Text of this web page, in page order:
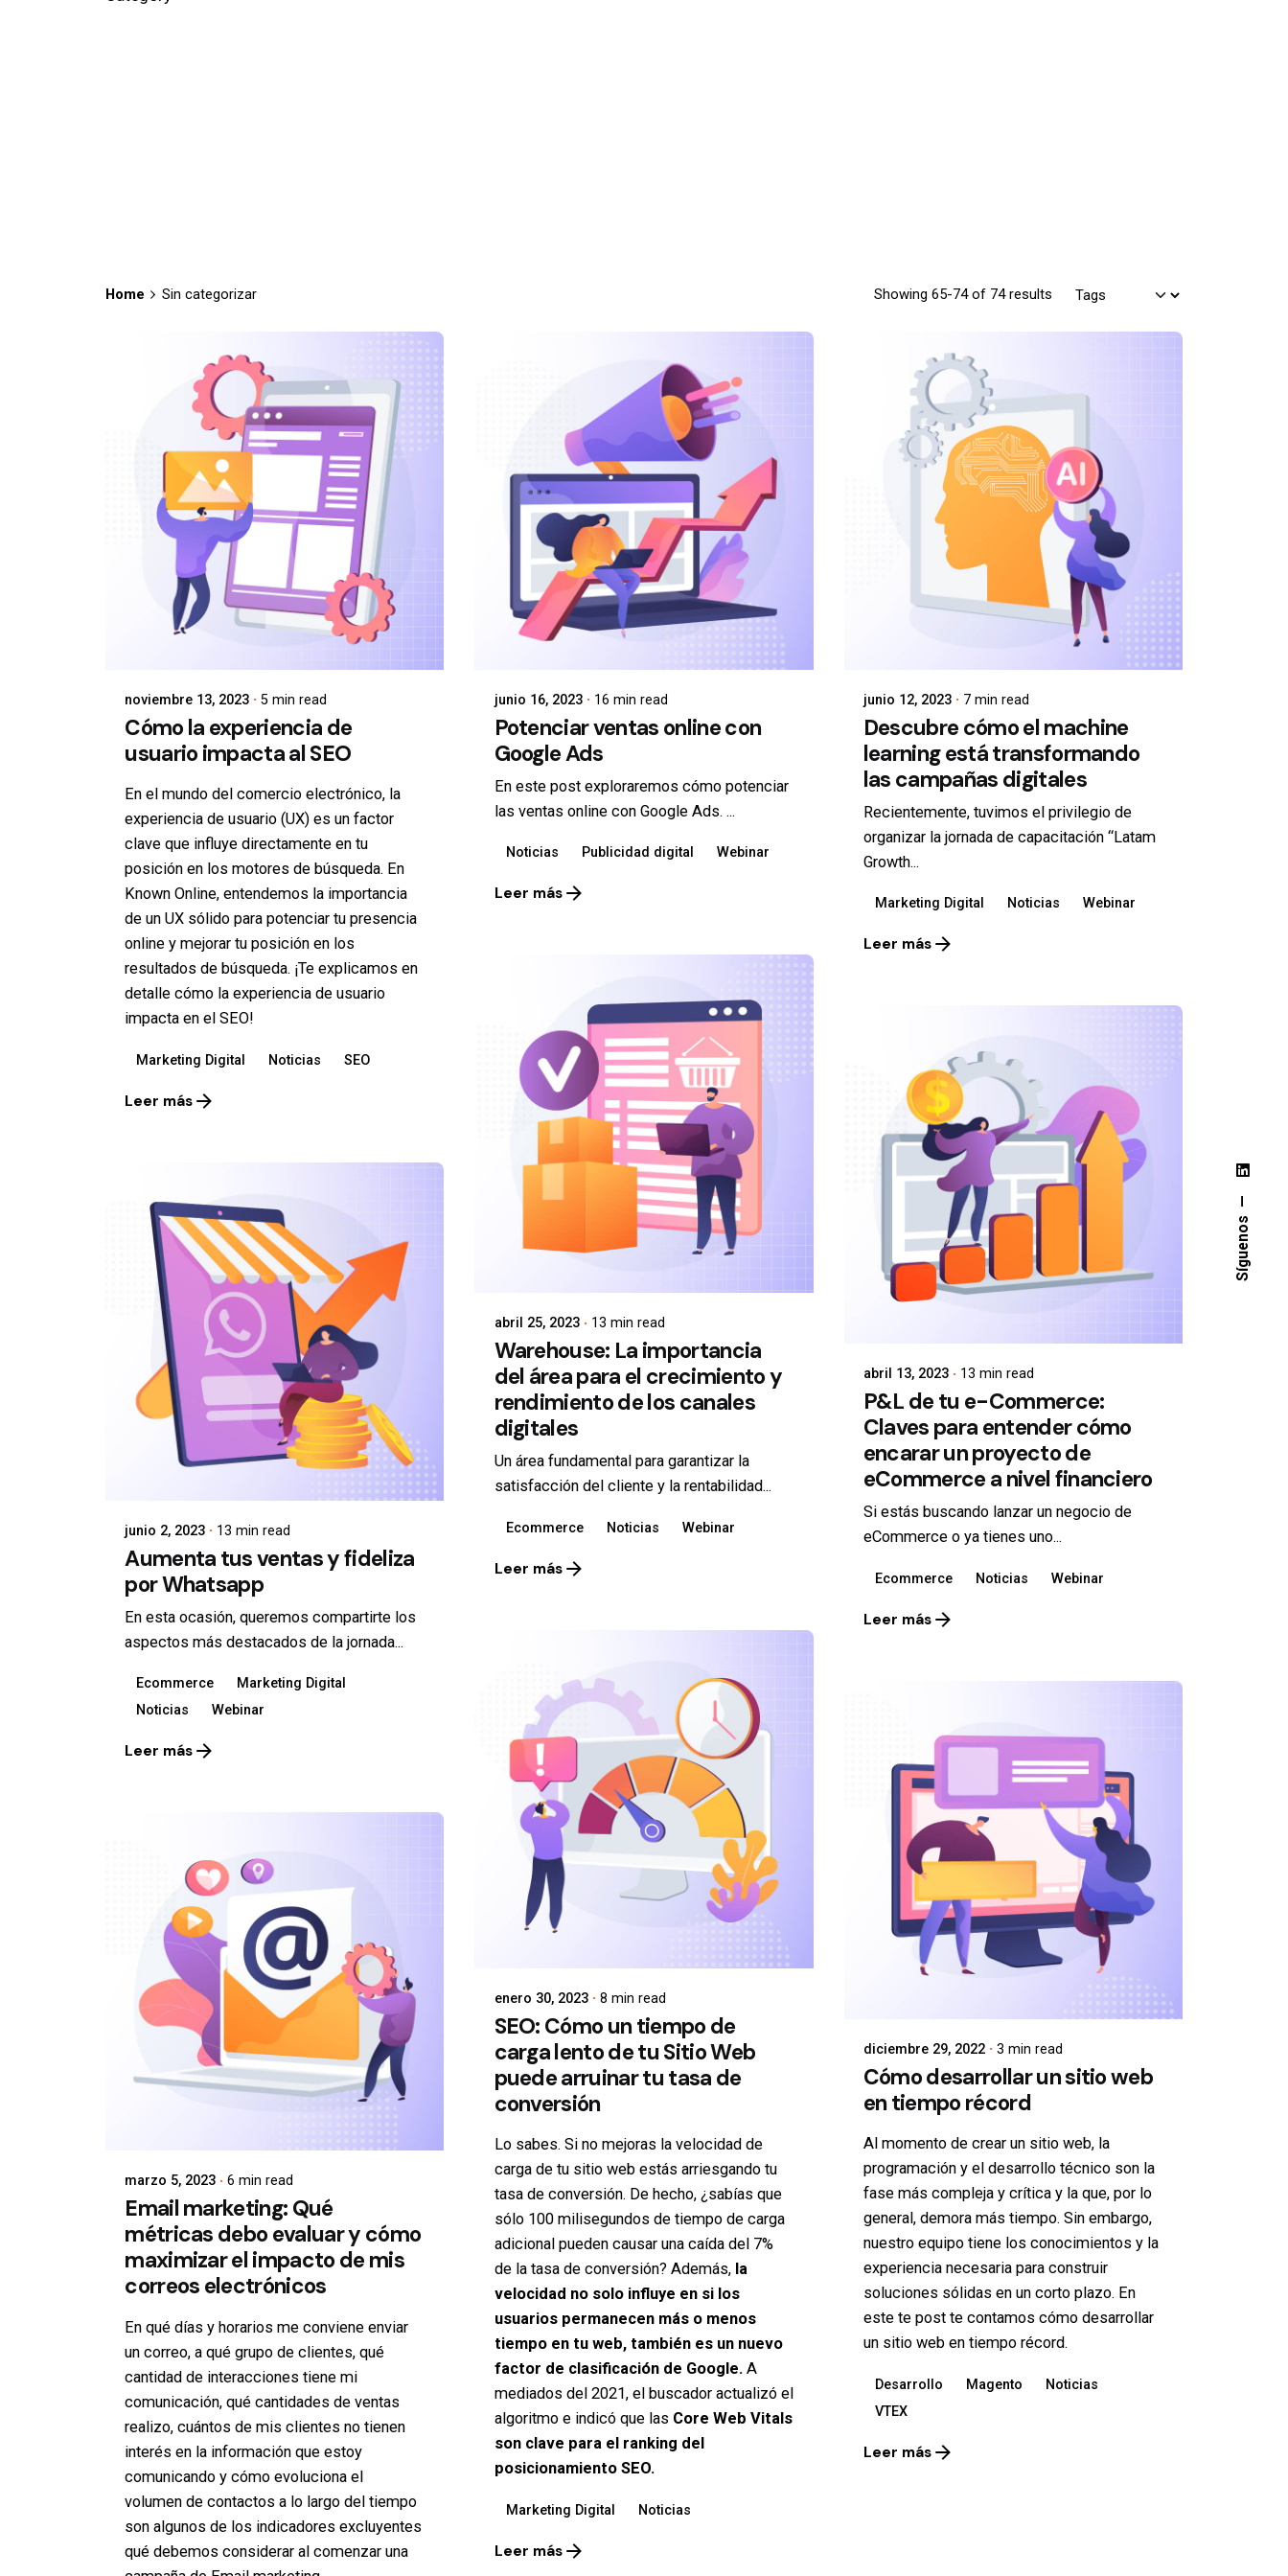
Síguenos
Home Sin categorizar Showing 65-74 of 74 results
noviembre 13, 2023 5 min read
Cómo la experiencia de
usuario impacta al SEO
En el mundo del comercio electrónico, la
experiencia de usuario (UX) es un factor
clave que influye directamente en tu
posición en los motores de búsqueda. En
Known Online, entendemos la importancia
de un UX sólido para potenciar tu presencia
online y mejorar tu posición en los
resultados de búsqueda. ¡Te explicamos en
detalle cómo la experiencia de usuario
impacta en el SEO!
Marketing Digital Noticias SEO
Leer más
junio 16, 2023 16 min read
Potenciar ventas online con
Google Ads
En este post exploraremos cómo potenciar
las ventas online con Google Ads. ...
Noticias Publicidad digital Webinar
Leer más
junio 12, 2023 7 min read
Descubre cómo el machine
learning está transformando
las campañas digitales
Recientemente, tuvimos el privilegio de
organizar la jornada de capacitación “Latam
Growth...
Marketing Digital Noticias Webinar
Leer más
junio 2, 2023 13 min read
Aumenta tus ventas y fideliza
por Whatsapp
En esta ocasión, queremos compartirte los
aspectos más destacados de la jornada...
Ecommerce
Marketing Digital
Noticias
Webinar
Leer más
abril 25, 2023 13 min read
Warehouse: La importancia
del área para el crecimiento y
rendimiento de los canales
digitales
Un área fundamental para garantizar la
satisfacción del cliente y la rentabilidad...
Ecommerce Noticias Webinar
Leer más
abril 13, 2023 13 min read
P&L de tu e-Commerce:
Claves para entender cómo
encarar un proyecto de
eCommerce a nivel financiero
Si estás buscando lanzar un negocio de
eCommerce o ya tienes uno...
Ecommerce Noticias Webinar
Leer más
marzo 5, 2023 6 min read
Email marketing: Qué
métricas debo evaluar y cómo
maximizar el impacto de mis
correos electrónicos
En qué días y horarios me conviene enviar
un correo, a qué grupo de clientes, qué
cantidad de interacciones tiene mi
comunicación, qué cantidades de ventas
realizo, cuántos de mis clientesno tienen
interés en la información que estoy
comunicando y cómo evoluciona el
volumen decontactos a lo largo del tiempo
son algunos de los indicadores excluyentes
qué debemosconsiderar al comenzar una
enero 30, 2023 8 min read
SEO: Cómo un tiempo de
carga lento de tu Sitio Web
puede arruinar tu tasa de
conversión
Lo sabes. Si no mejoras la velocidad de
carga de tu sitio web estás arriesgando tu
tasa de conversión. De hecho, ¿sabías que
sólo 100 milisegundos de tiempo de carga
adicional pueden causar una caída del 7%
de la tasa de conversión? Además, la
velocidad no solo influye en si los
usuarios permanecen más o menos
tiempo en tu web, también es un nuevo
factor de clasificación de Google.A
mediados del 2021, el buscador actualizó el
algoritmo e indicó que las Core Web Vitals
son clave para el ranking del
posicionamiento SEO.
Marketing Digital Noticias
Leer más
diciembre 29, 2022 3 min read
Cómo desarrollar un sitio web
en tiempo récord
Al momento decrear un sitio web, la
programación y el desarrollo técnico son la
fase más compleja y crítica y la que, por lo
general, demora más tiempo. Sin embargo,
nuestro equipo tiene los conocimientos y la
experiencia necesaria para construir
soluciones sólidas en un corto plazo. En
este te post te contamos cómo desarrollar
un sitio web en tiempo récord.
Desarrollo Magento
Noticias
VTEX
Leer más